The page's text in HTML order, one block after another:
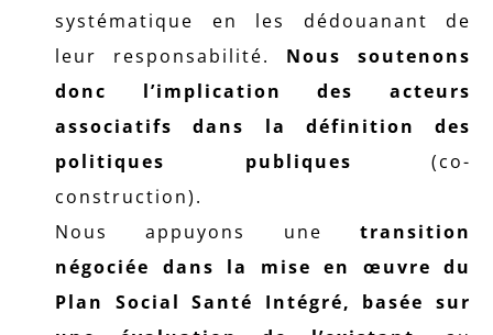
systématique en les dédouanant de
leur responsabilité. Nous soutenons
donc l’implication des acteurs
associatifs dans la définition des
politiques publiques (co-
construction).
Nous appuyons une transition
négociée dans la mise en œuvre du
Plan Social Santé Intégré, basée sur